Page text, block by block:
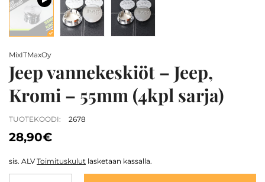
MixITMaxOy
Jeep vannekeskiöt – Jeep,
Kromi – 55mm (4kpl sarja)
TUOTEKOODI: 2678
28,90€
sis. ALVToimituskulut lasketaan kassalla.